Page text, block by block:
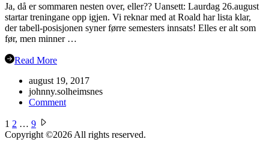
Ja, då er sommaren nesten over, eller?? Uansett: Laurdag 26.august
startar treningane opp igjen. Vi reknar med at Roald har lista klar,
der tabell-posisjonen syner førre semesters innsats! Elles er alt som
før, men minner …
Read More
august 19, 2017
johnny.solheimsnes
Commenton
2017
Sidepaginering
1 2 … 9
Copyright ©2026 All rights reserved.